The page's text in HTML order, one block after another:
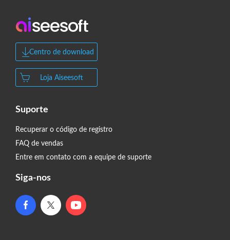
Centro de download
Loja Aiseesoft
Suporte
Recuperar o código de registro
FAQ de vendas
Entre em contato com a equipe de suporte
Siga-nos